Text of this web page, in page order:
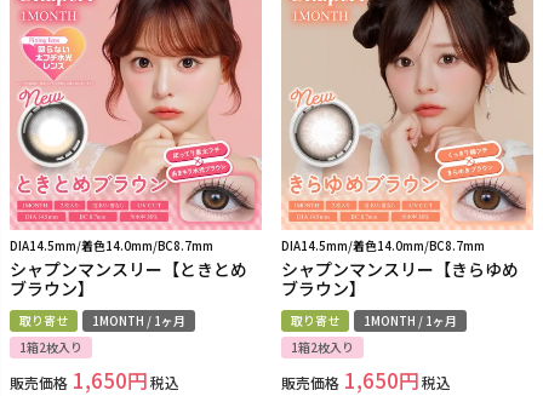
DIA14.5mm/着色14.0mm/BC8.7mm
シャプンマンスリー【ときとめ
ブラウン】
取り寄せ
1MONTH / 1ヶ月
1箱2枚入り
販売価格 1,650 税込
DIA14.5mm/着色14.0mm/BC8.7mm
シャプンマンスリー【きらゆめ
ブラウン】
取り寄せ
1MONTH / 1ヶ月
1箱2枚入り
販売価格 1,650 税込